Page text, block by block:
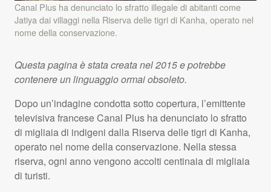
Canal Plus ha denunciato lo sfratto illegale di abitanti come
Jatiya dai villaggi nella Riserva delle tigri di Kanha, operato nel
nome della conservazione.
Questa pagina è stata creata nel 2015 e potrebbe
contenere un linguaggio ormai obsoleto.
Dopo un’indagine condotta sotto copertura, l’emittente
televisiva francese Canal Plus ha denunciato lo sfratto
di migliaia di indigeni dalla Riserva delle tigri di Kanha,
operato nel nome della conservazione. Nella stessa
riserva, ogni anno vengono accolti centinaia di migliaia
di turisti.